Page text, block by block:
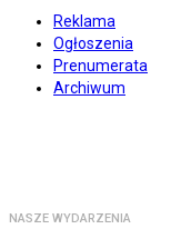
Reklama
Ogłoszenia
Prenumerata
Archiwum
NASZE WYDARZENIA